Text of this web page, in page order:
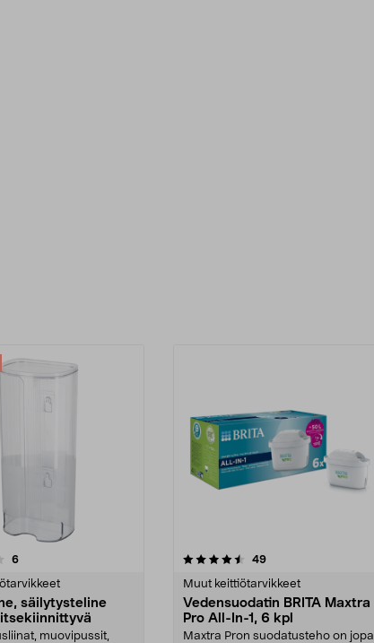
6arvostelut
säilytysteline
muovipussit,
4.5 viidestä
49arvostelut
Muut keittiötarvikkeet
Vedensuodatin BRITA Maxtra
Pro All-In-1, 6 kpl
Maxtra Pron suodatusteho on jopa
4.5 viidestä